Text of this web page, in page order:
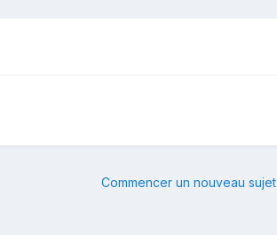
Commencer un nouveau sujet